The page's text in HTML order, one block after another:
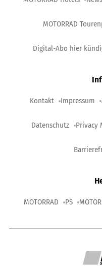
MOTORRAD
Digital-Abo hier
Kontakt Impressum
Datenschutz Privacy
MOTORRAD PS